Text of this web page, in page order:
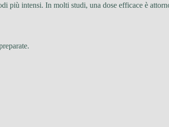
più intensi. In molti studi, una dose efficace è